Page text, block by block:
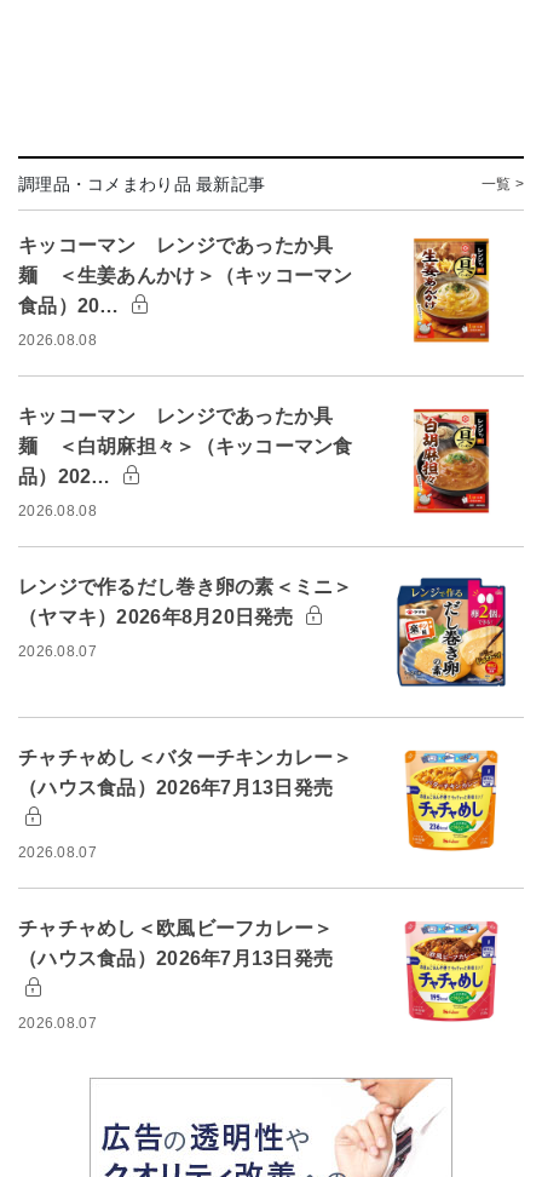
調理品・コメまわり品 最新記事 一覧 >
キッコーマン レンジであったか具
麺 ＜生姜あんかけ＞（キッコーマン
食品）20…
2026.08.08
キッコーマン レンジであったか具
麺 ＜白胡麻担々＞（キッコーマン食
品）202…
2026.08.08
レンジで作るだし巻き卵の素＜ミニ＞
（ヤマキ）2026年8月20日発売
2026.08.07
チャチャめし＜バターチキンカレー＞
（ハウス食品）2026年7月13日発売
2026.08.07
チャチャめし＜欧風ビーフカレー＞
（ハウス食品）2026年7月13日発売
2026.08.07